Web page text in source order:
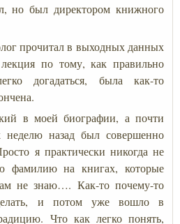
но был директором книжного
прочитал в выходных данных
по тому, как правильно
догадаться, была как-то
в моей биографии, а почти
назад был совершенно
я практически никогда не
фамилию на книгах, которые
не знаю…. Как-то почему-то
и потом уже вошло в
Что как легко понять,